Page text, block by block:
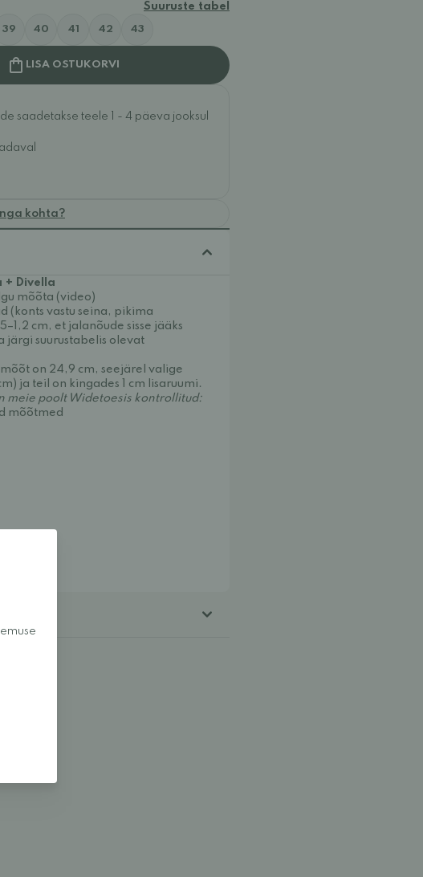
Suuruste tabel
39 40 41 42 43
LISA OSTUKORVI
saadetakse teele 1 - 4 päeva jooksul
kohta?
+ Divella
mõõta (video)
(konts vastu seina, pikima
cm, et jalanõude sisse jääks
järgi suurustabelis olevat
on 24,9 cm, seejärel valige
ja teil on kingades 1 cm lisaruumi.
meie poolt Widetoesis kontrollitud:
mõõtmed